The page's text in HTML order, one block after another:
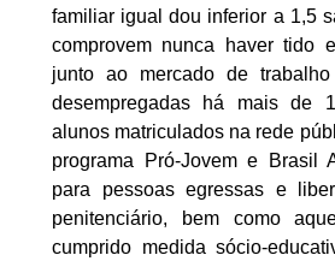
familiar igual dou inferior a 1,5
comprovem nunca haver tido
junto ao mercado de
desempregadas há mais de
alunos matriculados na rede
programa Pró-Jovem e Brasil
para pessoas egressas e
penitenciário, bem como
cumprido medida sócio-